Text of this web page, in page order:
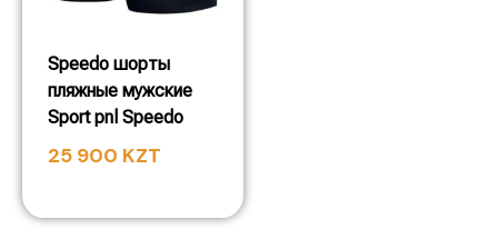
Speedo шорты
пляжные мужские
Sport pnl Speedo
25 900 KZT